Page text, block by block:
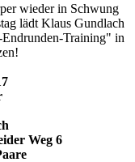
wieder in Schwung
lädt Klaus Gundlach
Training" in
Weg 6